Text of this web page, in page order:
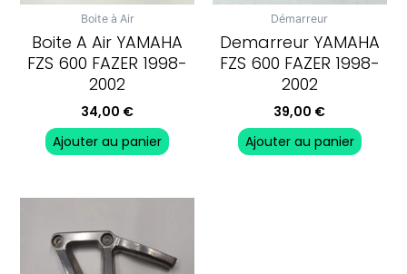
Boite à Air
Boite A Air YAMAHA
FZS 600 FAZER 1998-
2002
34,00 €
Ajouter au panier
Démarreur
Demarreur YAMAHA
FZS 600 FAZER 1998-
2002
39,00 €
Ajouter au panier